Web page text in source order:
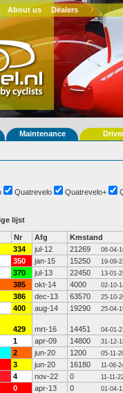
About us Dealers
Maintenance
Quatrevelo Quatrevelo+
lijst
Nr Afg
Kmstand
334 jul-12 21269 06-04-
350 jan-15 15250 19-09-
370 jul-13 22450 13-01-
385 okt-14 4000 02-10-
386 dec-13 63570 25-10-
400 aug-14 19290 25-04-
429 mrt-16 14451 04-01-
1 apr-09 14800 31-12-
2 jun-20 1200 05-11-
3 jun-20 16180 11-08-
4 nov-22 0 11-11-
0 apr-13 0 01-04-